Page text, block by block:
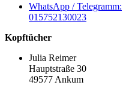
WhatsApp / Telegramm:
015752130023
Kopftücher
Julia Reimer
Hauptstraße 30
49577 Ankum